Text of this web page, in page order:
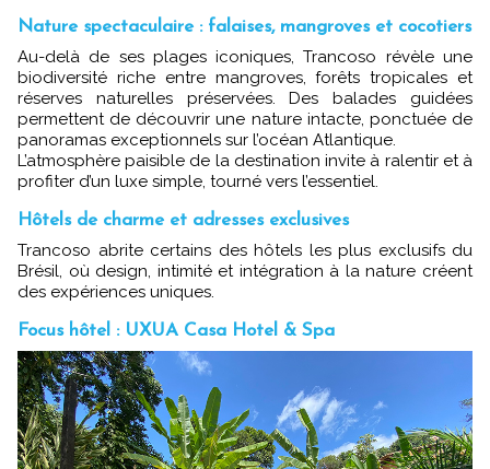
Nature spectaculaire : falaises, mangroves et cocotiers
Au-delà de ses plages iconiques, Trancoso révèle une
biodiversité riche entre mangroves, forêts tropicales et
réserves naturelles préservées. Des balades guidées
permettent de découvrir une nature intacte, ponctuée de
panoramas exceptionnels sur l’océan Atlantique.
L’atmosphère paisible de la destination invite à ralentir et à
profiter d’un luxe simple, tourné vers l’essentiel.
Hôtels de charme et adresses exclusives
Trancoso abrite certains des hôtels les plus exclusifs du
Brésil, où design, intimité et intégration à la nature créent
des expériences uniques.
Focus hôtel : UXUA Casa Hotel & Spa